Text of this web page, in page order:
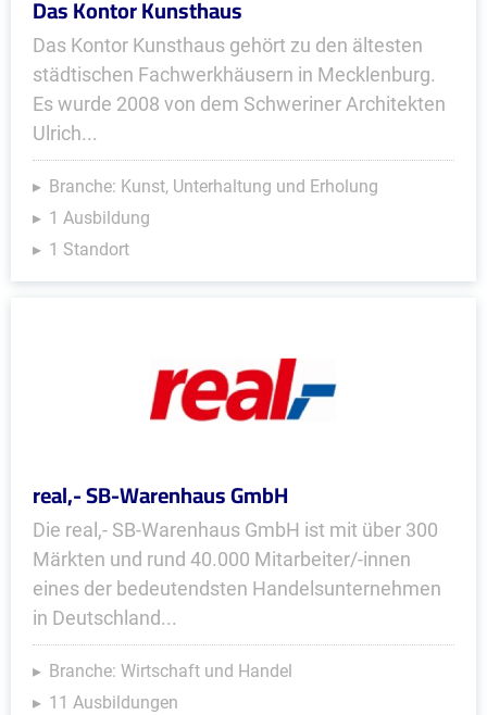
Das Kontor Kunsthaus
Das Kontor Kunsthaus gehört zu den ältesten
städtischen Fachwerkhäusern in Mecklenburg.
Es wurde 2008 von dem Schweriner Architekten
Ulrich...
Branche: Kunst, Unterhaltung und Erholung
1 Ausbildung
1 Standort
real,- SB-Warenhaus GmbH
Die real,- SB-Warenhaus GmbH ist mit über 300
Märkten und rund 40.000 Mitarbeiter/-innen
eines der bedeutendsten Handelsunternehmen
in Deutschland...
Branche: Wirtschaft und Handel
11 Ausbildungen